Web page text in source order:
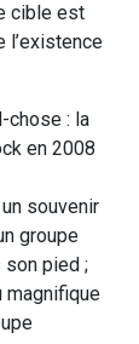
cible est
l’existence
chose : la
en 2008
souvenir
groupe
son pied ;
magnifique